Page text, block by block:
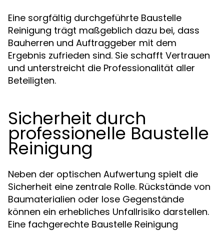
Eine sorgfältig durchgeführte Baustelle
Reinigung trägt maßgeblich dazu bei, dass
Bauherren und Auftraggeber mit dem
Ergebnis zufrieden sind. Sie schafft Vertrauen
und unterstreicht die Professionalität aller
Beteiligten.
Sicherheit durch
professionelle Baustelle
Reinigung
Neben der optischen Aufwertung spielt die
Sicherheit eine zentrale Rolle. Rückstände von
Baumaterialien oder lose Gegenstände
können ein erhebliches Unfallrisiko darstellen.
Eine fachgerechte Baustelle Reinigung